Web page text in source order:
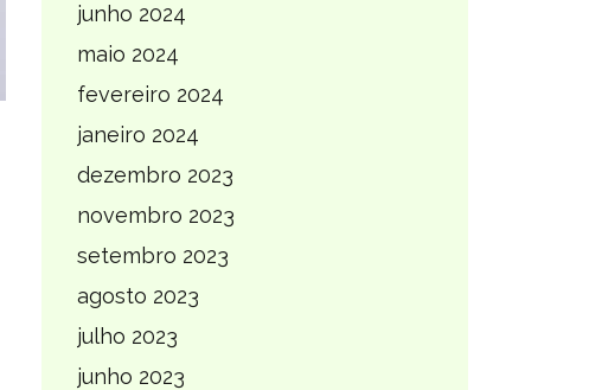
junho 2024
maio 2024
fevereiro 2024
janeiro 2024
dezembro 2023
novembro 2023
setembro 2023
agosto 2023
julho 2023
junho 2023